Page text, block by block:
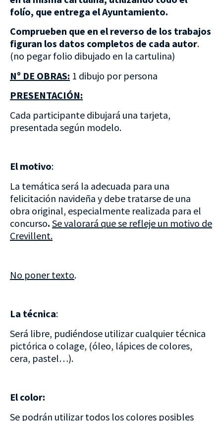
folío, que entrega el Ayuntamiento.
Comprueben que en el reverso de los trabajos
figuran los datos completos de cada autor.
(no pegar folio dibujado en la cartulina)
Nº DE OBRAS: 1 dibujo por persona
PRESENTACIÓN:
Cada participante dibujará una tarjeta,
presentada según modelo.
El motivo:
La temática será la adecuada para una
felicitación navideña y debe tratarse de una
obra original, especialmente realizada para el
concurso. Se valorará que se refleje un motivo de
Crevillent.
No poner texto.
La técnica:
Será libre, pudiéndose utilizar cualquier técnica
pictórica o colage, (óleo, lápices de colores,
cera, pastel…).
El color:
Se podrán utilizar todos los colores posibles